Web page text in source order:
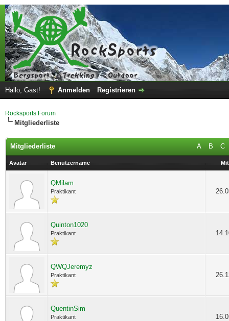
Hallo, Gast! Anmelden Registrieren
Rocksports Forum
Mitgliederliste
A B C
Mitgliederliste
Avatar Benutzername
QMilam
Praktikant
Quinton1020
Praktikant
QWQJeremyz
Praktikant
QuentinSim
Praktikant